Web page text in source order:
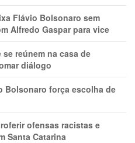
Flávio Bolsonaro sem
Alfredo Gaspar para vice
reúnem na casa de
diálogo
Bolsonaro força escolha de
ofensas racistas e
Santa Catarina